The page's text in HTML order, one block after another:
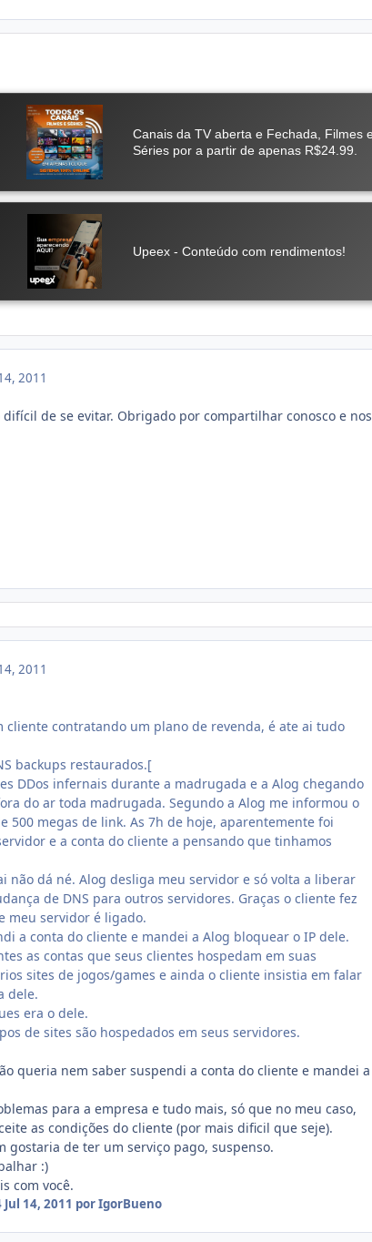
2011
difícil de se evitar. Obrigado por compartilhar conosco e nos
2011
cliente contratando um plano de revenda, é ate ai tudo
backups restaurados.[
DDos infernais durante a madrugada e a Alog chegando
do ar toda madrugada. Segundo a Alog me informou o
500 megas de link. As 7h de hoje, aparentemente foi
e a conta do cliente a pensando que tinhamos
não dá né. Alog desliga meu servidor e só volta a liberar
de DNS para outros servidores. Graças o cliente fez
meu servidor é ligado.
a conta do cliente e mandei a Alog bloquear o IP dele.
as contas que seus clientes hospedam em suas
sites de jogos/games e ainda o cliente insistia em falar
dele.
era o dele.
de sites são hospedados em seus servidores.
queria nem saber suspendi a conta do cliente e mandei a
para a empresa e tudo mais, só que no meu caso,
as condições do cliente (por mais dificil que seje).
gostaria de ter um serviço pago, suspenso.
:)
com você.
Jul 14, 2011 por IgorBueno